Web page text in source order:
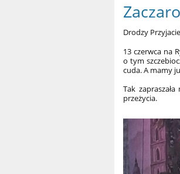
Drodzy
13 czerwca na
o tym
cuda. A mamy
Tak
przeżycia.